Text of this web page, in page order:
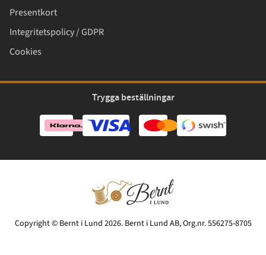
Presentkort
Integritetspolicy / GDPR
Cookies
Trygga beställningar
Copyright © Bernt i Lund 2026. Bernt i Lund AB, Org.nr. 556275-8705